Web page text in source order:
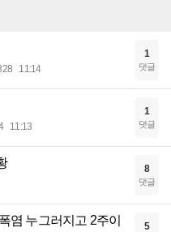
11:14
1
댓글
11:13
1
댓글
8
댓글
염 누그러지고 2주이
5